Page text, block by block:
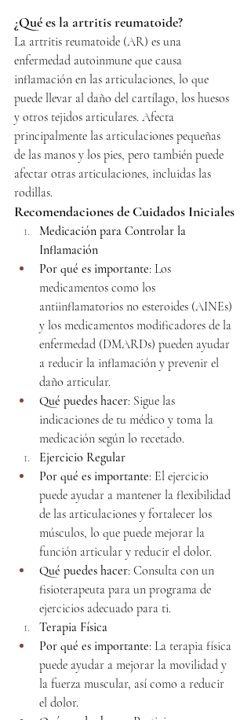
¿Qué es la artritis reumatoide?
La artritis reumatoide (AR) es una
enfermedad autoinmune que causa
inflamación en las articulaciones, lo que
puede llevar al daño del cartílago, los huesos
y otros tejidos articulares. Afecta
principalmente las articulaciones pequeñas
de las manos y los pies, pero también puede
afectar otras articulaciones, incluidas las
rodillas.
Recomendaciones de Cuidados Iniciales
Medicación para Controlar la
Inflamación
Por qué es importante: Los
medicamentos como los
antiinflamatorios no esteroides (AINEs)
y los medicamentos modificadores de la
enfermedad (DMARDs) pueden ayudar
a reducir la inflamación y prevenir el
daño articular.
Qué puedes hacer: Sigue las
indicaciones de tu médico y toma la
medicación según lo recetado.
Ejercicio Regular
Por qué es importante: El ejercicio
puede ayudar a mantener la flexibilidad
de las articulaciones y fortalecer los
músculos, lo que puede mejorar la
función articular y reducir el dolor.
Qué puedes hacer: Consulta con un
fisioterapeuta para un programa de
ejercicios adecuado para ti.
Terapia Física
Por qué es importante: La terapia física
puede ayudar a mejorar la movilidad y
la fuerza muscular, así como a reducir
el dolor.